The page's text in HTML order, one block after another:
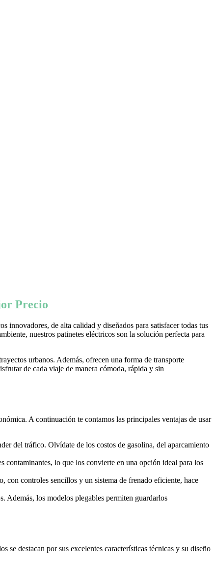
Precio
innovadores, de alta calidad y diseñados para satisfacer todas tus
nuestros patinetes eléctricos son la solución perfecta para
urbanos. Además, ofrecen una forma de transporte
de cada viaje de manera cómoda, rápida y sin
A continuación te contamos las principales ventajas de usar
del tráfico. Olvídate de los costos de gasolina, del aparcamiento
lo que los convierte en una opción ideal para los
con controles sencillos y un sistema de frenado eficiente, hace
Además, los modelos plegables permiten guardarlos
destacan por sus excelentes características técnicas y su diseño